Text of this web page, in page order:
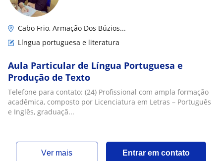
Cabo Frio, Armação Dos Búzios...
Língua portuguesa e literatura
Aula Particular de Língua Portuguesa e
Produção de Texto
Telefone para contato: (24) Profissional com ampla formação
acadêmica, composto por Licenciatura em Letras – Português
e Inglês, graduaçã...
ver mais Entrar em contato